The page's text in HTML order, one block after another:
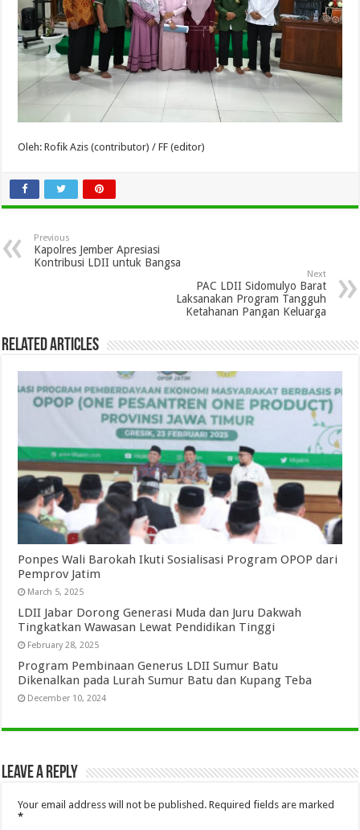
Oleh: Rofik Azis (contributor) / FF (editor)
Previous
Kapolres Jember Apresiasi
Kontribusi LDII untuk Bangsa
Next
PAC LDII Sidomulyo Barat
Laksanakan Program Tangguh
Ketahanan Pangan Keluarga
Related Articles
Ponpes Wali Barokah Ikuti Sosialisasi Program OPOP dari
Pemprov Jatim
March 5, 2025
LDII Jabar Dorong Generasi Muda dan Juru Dakwah
Tingkatkan Wawasan Lewat Pendidikan Tinggi
February 28, 2025
Program Pembinaan Generus LDII Sumur Batu
Dikenalkan pada Lurah Sumur Batu dan Kupang Teba
December 10, 2024
Leave a Reply
Your email address will not be published. Required fields are marked
*